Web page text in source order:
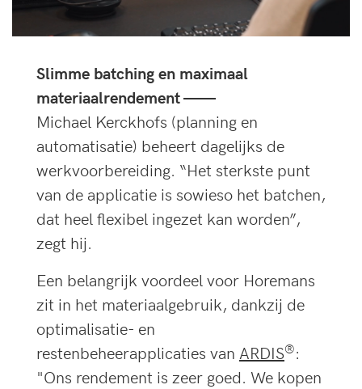
Slimme batching en maximaal
materiaalrendement ——
Michael Kerckhofs (planning en
automatisatie) beheert dagelijks de
werkvoorbereiding. “Het sterkste punt
van de applicatie is sowieso het batchen,
dat heel flexibel ingezet kan worden”,
zegt hij.
Een belangrijk voordeel voor Horemans
zit in het materiaalgebruik, dankzij de
optimalisatie- en
restenbeheerapplicaties van ARDIS®:
"Ons rendement is zeer goed. We kopen